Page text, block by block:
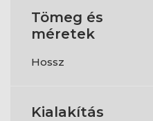
Tömeg és
méretek
Hossz
Kialakítás